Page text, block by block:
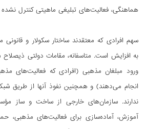
هماهنگی، فعالیت‌های تبلیغی ماهیتی کنترل نشده
سهم افرادی که معتقدند ساختار سکولار و
به افزایش است. متاسفانه، مقامات دولتی ذیصلاح
ورود مبلغان مذهبی (افرادی که فعالیت‌های
انجام می‌دهند) و همچنین نفوذ آنها از طریق
ندارند. سازمان‌های خارجی از ساخت و ساز
آموزش، آماده‌سازی برای فعالیت‌های مذهبی،